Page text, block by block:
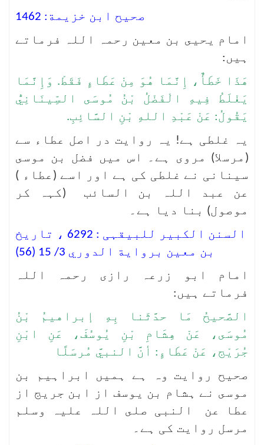
صحيح ابن خزيمة: 1462
امام یحیى بن معین رحمہ اللہ فرماتے
ہیں:
هَذَا خَطَأٌ، إِنَّمَا هُوَ مِنْ عَطَاءٍ فَقَطْ. وَإِنَّمَا
يَغْلَطُ فِيهِ الْفَضْلُ بْنُ مُوسَى السِّينَانِيُّ
يَقُولُ: عَنْ عَبْدِ اللهِ بْنِ السَّائِبِ.
یہ غلطی ہے! یہ روایت در اصل عطاء سے
(مرسلا) مروی ہے۔ اس میں فضل بن موسى
سینانی نے غلطی کی ہے اور اسے (عطاء )
عن عبد اللہ بن السائب (کہہ کر
موصول) بنا دیا ہے۔
السنن الکبیر للبیقہی : 6292 ، تاریخ
بن معین برواية الدوري 3/ 15 (56)
امام ابو زرعہ رازی رحمہ اللہ
فرماتے ہیں:
الصَّحيحُ مَا حدَّثَنا بِهِ إبراهيمُ بْنُ
مُوسَى، عَنْ هِشَامِ بْنِ يُوسُفَ، عَنِ ابْنِ
جُرَيْج، عَنْ عَطَاءٍ: أنَّ النبيَّ مُرسَلًا
صحیح روایت وہ ہے ہمیں ابراہیم بن
موسى نے ہشام بن یوسف از ابن جریج از
عطا عن النبی صلى اللہ علیہ وسلم
مرسل روایت کی ہے۔